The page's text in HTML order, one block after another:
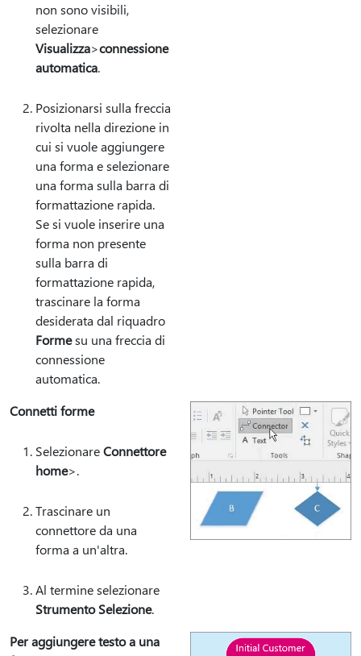
non sono visibili,
selezionare
Visualizza>connessione
automatica.
Posizionarsi sulla freccia
rivolta nella direzione in
cui si vuole aggiungere
una forma e selezionare
una forma sulla barra di
formattazione rapida.
Se si vuole inserire una
forma non presente
sulla barra di
formattazione rapida,
trascinare la forma
desiderata dal riquadro
Formesu una freccia di
connessione
automatica.
Connetti forme
SelezionareConnettore
home>.
Trascinare un
connettore da una
forma a un'altra.
Al termine selezionare
Strumento Selezione.
Per aggiungere testo a una